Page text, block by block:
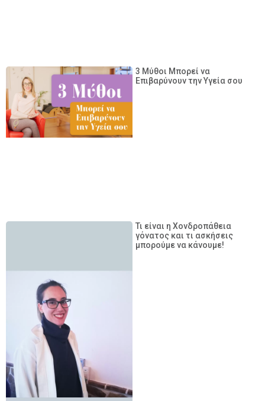
3 Μύθοι Μπορεί να
Επιβαρύνουν την Υγεία σου
Τι είναι η Χονδροπάθεια
γόνατος και τι ασκήσεις
μπορούμε να κάνουμε!